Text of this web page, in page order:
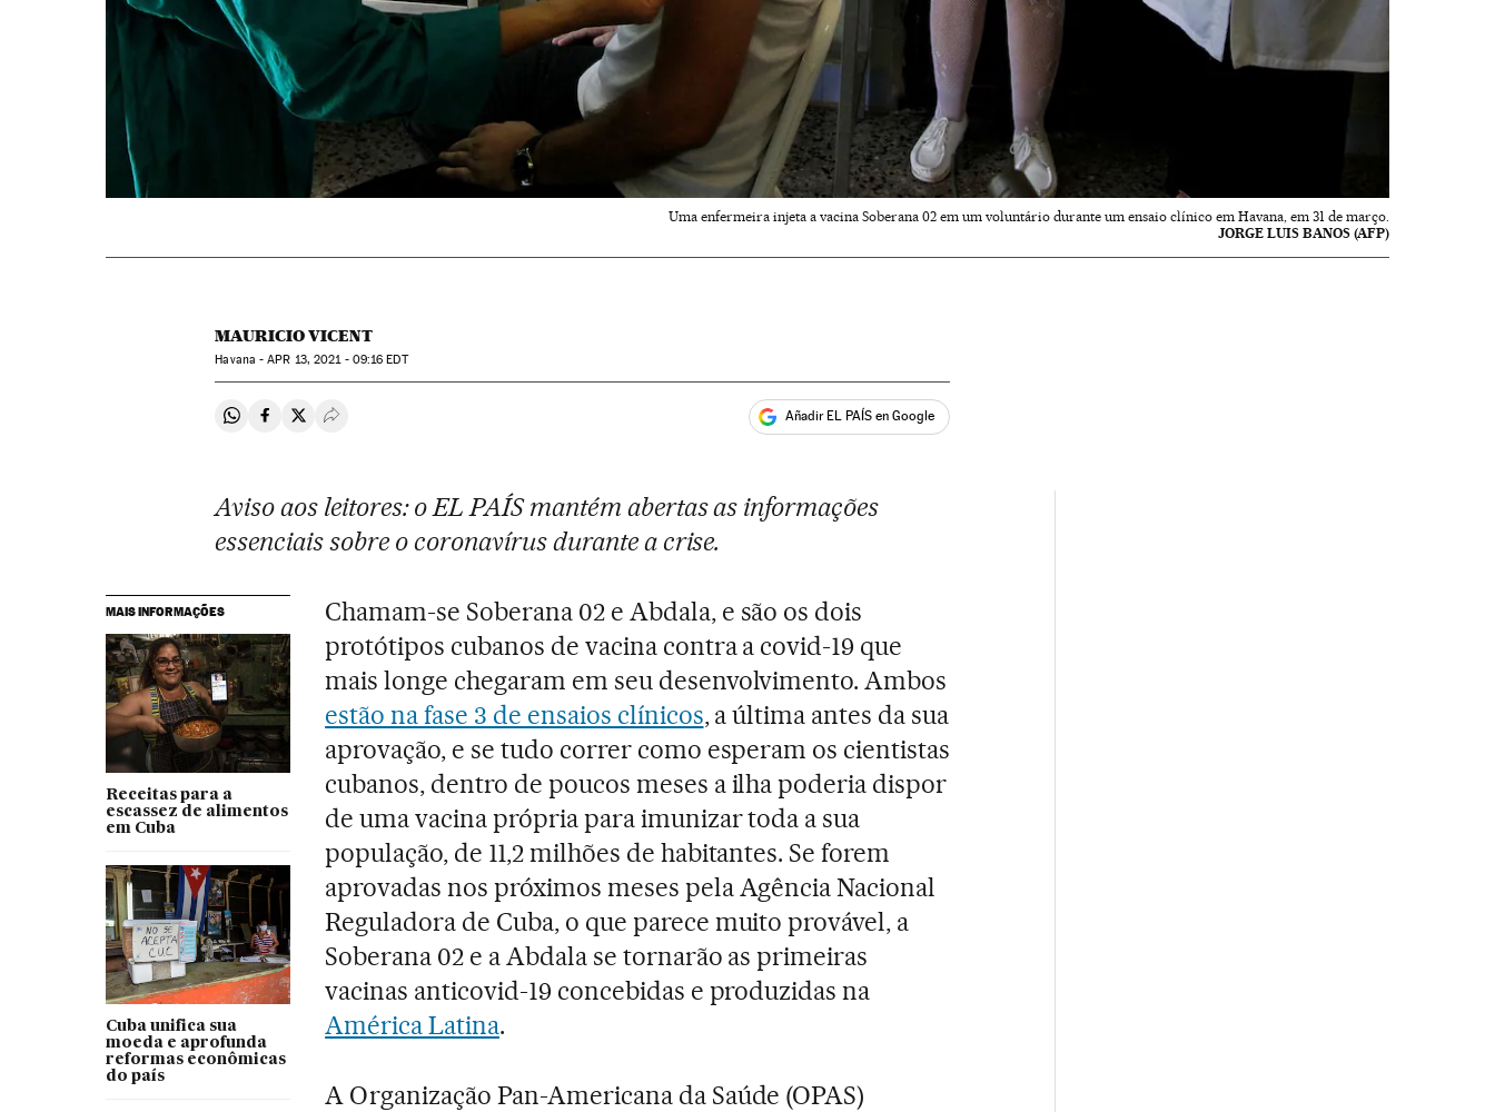
Uma enfermeira injeta a vacina Soberana 02 em um voluntário durante um ensaio clínico em Havana, em 31 de março.
JORGE LUIS BANOS (AFP)
MAURICIO VICENT
Havana -APR 13, 2021 - 09:16 EDT
Compartir en Whatsapp
Compartir en Facebook
Compartir en Twitter
Desplegar Redes Sociales Añadir EL PAÍS en Google
Aviso aos leitores: o EL PAÍS mantém abertas as informações
essenciais sobre o coronavírus durante a crise.
MAIS INFORMAÇÕES
Receitas para a
escassez de alimentos
em Cuba
Cuba unifica sua
moeda e aprofunda
reformas econômicas
do país
Chamam-se Soberana 02 e Abdala, e são os dois
protótipos cubanos de vacina contra a covid-19 que
mais longe chegaram em seu desenvolvimento. Ambos
estão na fase 3 de ensaios clínicos, a última antes da sua
aprovação, e se tudo correr como esperam os cientistas
cubanos, dentro de poucos meses a ilha poderia dispor
de uma vacina própria para imunizar toda a sua
população, de 11,2 milhões de habitantes. Se forem
aprovadas nos próximos meses pela Agência Nacional
Reguladora de Cuba, o que parece muito provável, a
Soberana 02 e a Abdala se tornarão as primeiras
vacinas anticovid-19 concebidas e produzidas na
América Latina.
A Organização Pan-Americana da Saúde (OPAS)